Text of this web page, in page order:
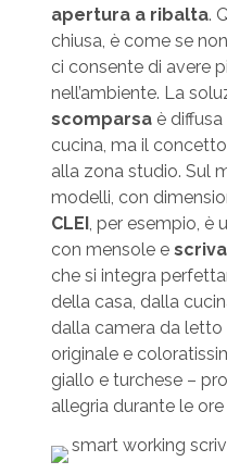
apertura a ribalta.
chiusa, è come se
ci consente di avere
nell’ambiente. La
scomparsaè
cucina, ma il
alla zona studio. Sul
modelli, con
CLEI, per esempio, è
con mensole e
che si integra
della casa, dalla
dalla camera da letto
originale e
giallo e turchese –
allegria durante le